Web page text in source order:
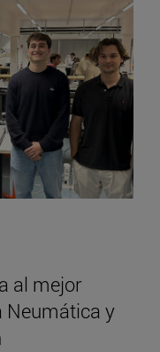
al mejor
Neumática y